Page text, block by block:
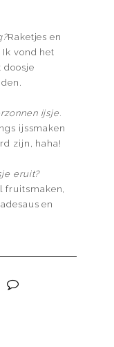
Raketjes en
Ik vond het
doosje
ijsje.
ijssmaken
zijn, haha!
eruit?
fruitsmaken,
en